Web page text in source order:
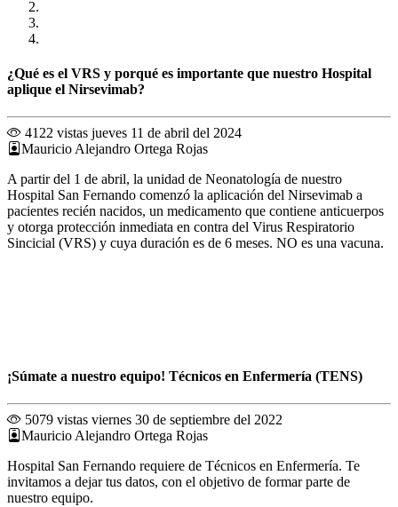
¿Qué es el VRS y porqué es importante que nuestro Hospital
aplique el Nirsevimab?
4122 vistas jueves 11 de abril del 2024
Mauricio Alejandro Ortega Rojas
A partir del 1 de abril, la unidad de Neonatología de nuestro
Hospital San Fernando comenzó la aplicación del Nirsevimab a
pacientes recién nacidos, un medicamento que contiene anticuerpos
y otorga protección inmediata en contra del Virus Respiratorio
Sincicial (VRS) y cuya duración es de 6 meses. NO es una vacuna.
¡Súmate a nuestro equipo! Técnicos en Enfermería (TENS)
5079 vistas viernes 30 de septiembre del 2022
Mauricio Alejandro Ortega Rojas
Hospital San Fernando requiere de Técnicos en Enfermería. Te
invitamos a dejar tus datos, con el objetivo de formar parte de
nuestro equipo.